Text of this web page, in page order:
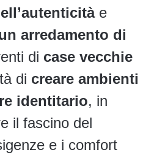
e
arredamento di
di case vecchie
di creare ambienti
identitario, in
il fascino del
e i comfort